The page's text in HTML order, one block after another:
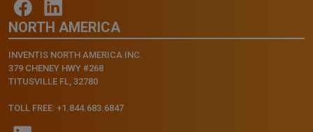
NORTH AMERICA
INVENTIS NORTH AMERICA INC.
379 CHENEY HWY #268
TITUSVILLE FL, 32780
TOLL FREE: +1.844.683.6847